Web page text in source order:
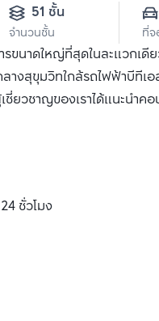
51 ชั้น
จำนวนชั้น ที่
รขนาดใหญ่ที่สุดในละแวกเ
างสุขุมวิทใกล้รถไฟฟ้าบีที
ยวชาญของเราได้แนะนำคอ
ชั่วโมง